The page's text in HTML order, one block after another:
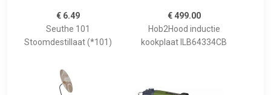
€ 6.49
Seuthe 101
Stoomdestillaat (*101)
€ 499.00
Hob2Hood inductie
kookplaat ILB64334CB